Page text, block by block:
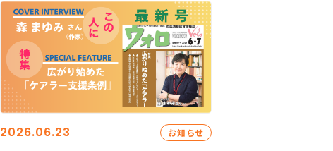
2026.06.23 お知らせ